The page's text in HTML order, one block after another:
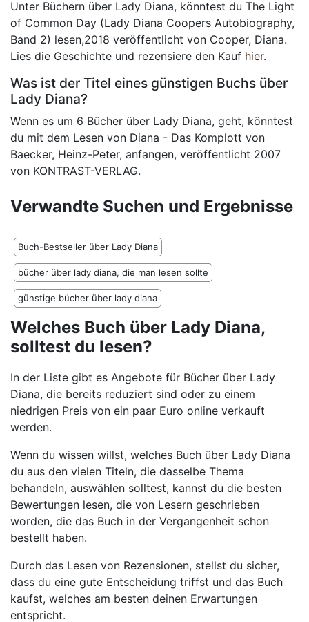
Unter Büchern über Lady Diana, könntest du The Light
of Common Day (Lady Diana Coopers Autobiography,
Band 2) lesen,2018 veröffentlicht von Cooper, Diana.
Lies die Geschichte und rezensiere den Kauf hier.
Was ist der Titel eines günstigen Buchs über
Lady Diana?
Wenn es um 6 Bücher über Lady Diana, geht, könntest
du mit dem Lesen von Diana - Das Komplott von
Baecker, Heinz-Peter, anfangen, veröffentlicht 2007
von KONTRAST-VERLAG.
Verwandte Suchen und Ergebnisse
Buch-Bestseller über Lady Diana
bücher über lady diana, die man lesen sollte
günstige bücher über lady diana
Welches Buch über Lady Diana,
solltest du lesen?
In der Liste gibt es Angebote für Bücher über Lady
Diana, die bereits reduziert sind oder zu einem
niedrigen Preis von ein paar Euro online verkauft
werden.
Wenn du wissen willst, welches Buch über Lady Diana
du aus den vielen Titeln, die dasselbe Thema
behandeln, auswählen solltest, kannst du die besten
Bewertungen lesen, die von Lesern geschrieben
worden, die das Buch in der Vergangenheit schon
bestellt haben.
Durch das Lesen von Rezensionen, stellst du sicher,
dass du eine gute Entscheidung triffst und das Buch
kaufst, welches am besten deinen Erwartungen
entspricht.